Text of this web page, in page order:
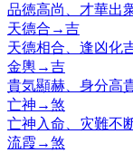
品徳高尚、才華出
天德合 →吉
天德相合、逢凶化
金輿→吉
貴気顯赫、身分高
亡神 →煞
亡神入命、灾難不
流霞 →煞